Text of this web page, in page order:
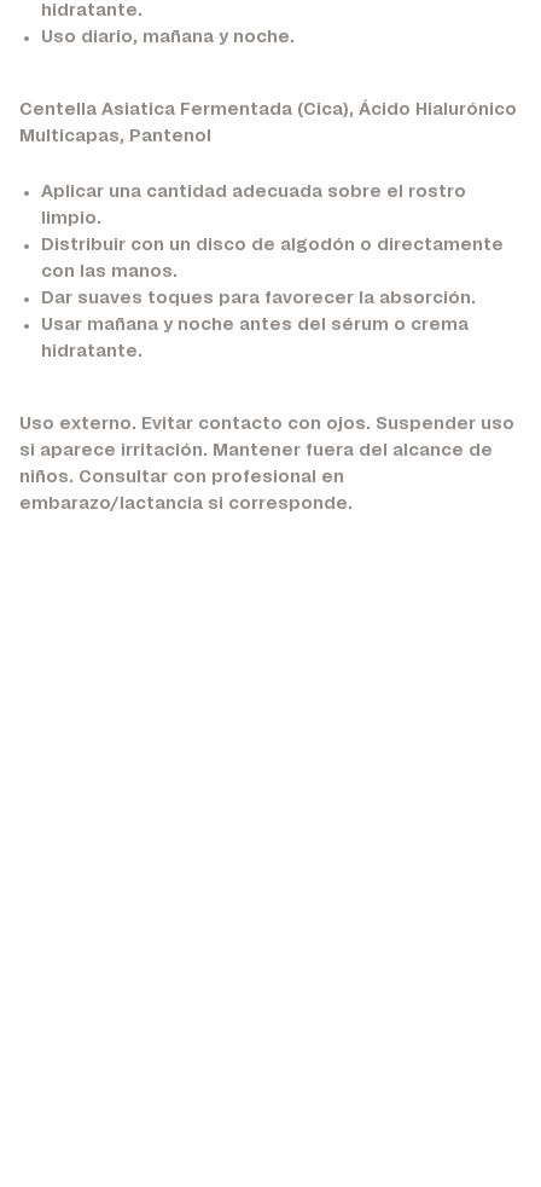
hidratante.
Uso diario, mañana y noche.
Centella Asiatica Fermentada (Cica), Ácido Hialurónico
Multicapas, Pantenol
Aplicar una cantidad adecuada sobre el rostro
limpio.
Distribuir con un disco de algodón o directamente
con las manos.
Dar suaves toques para favorecer la absorción.
Usar mañana y noche antes del sérum o crema
hidratante.
Uso externo. Evitar contacto con ojos. Suspender uso
si aparece irritación. Mantener fuera del alcance de
niños. Consultar con profesional en
embarazo/lactancia si corresponde.